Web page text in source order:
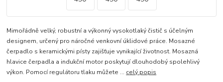
Mimořádně velký, robustní a výkonný vysokotlaký čistič s účelným
designem, určený pro náročné venkovní úklidové práce. Mosazné
čerpadlo s keramickými písty zajišťuje vynikající životnost. Mosazná
hlavice čerpadla a indukční motor poskytují dlouhodobý spolehlivý
výkon. Pomocí regulátoru tlaku můžete ... celý popis